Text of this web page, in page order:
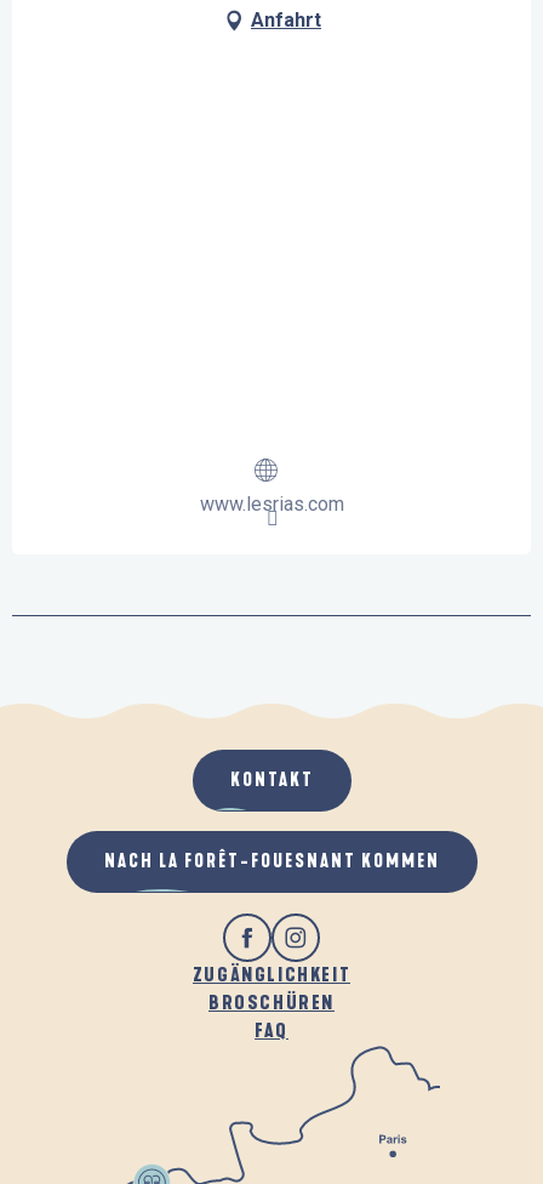
Anfahrt
www.lesrias.com
ZUGÄNGLICHKEIT
BROSCHÜREN
FAQ
KONTAKT
NACH LA FORÊT-FOUESNANT KOMMEN